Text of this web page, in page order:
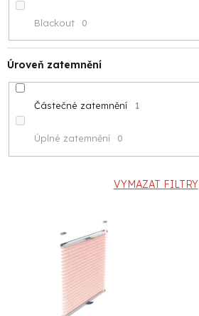
Blackout 0
Úroveň zatemnění
Částečné zatemnění 1
Úplné zatemnění 0
VYMAZAT FILTRY